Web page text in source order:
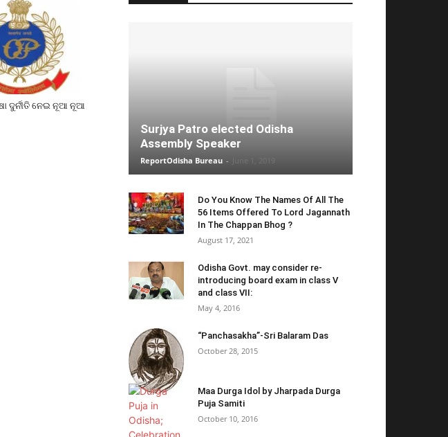
ଦୁର୍ନୀତି ନେଇ ନୂଆ ନୂଆ
Surjya Patro elected Odisha
Assembly Speaker
ReportOdisha Bureau -
Do You Know The Names Of All The
56 Items Offered To Lord Jagannath
In The Chappan Bhog ?
August 17, 2021
Odisha Govt. may consider re-
introducing board exam in class V
and class VII:
May 4, 2016
“Panchasakha”-Sri Balaram Das
October 28, 2015
Maa Durga Idol by Jharpada Durga
Puja Samiti
October 10, 2016